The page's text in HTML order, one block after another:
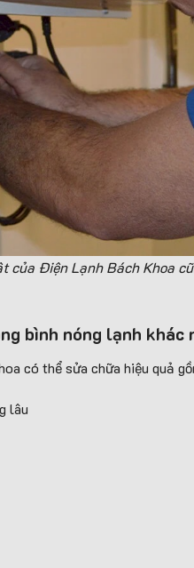
Điện Lạnh Bách Khoa
bình nóng lạnh khác
có thể sửa chữa hiệu quả
lâu